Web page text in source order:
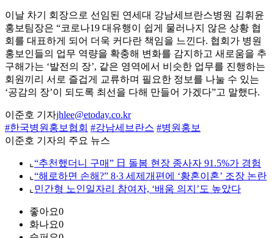
이날 차기 회장으로 선임된 연세대 강남세브란스병원 김휘윤
홍보팀장은 “코로나19 대유행이 쉽게 물러나지 않은 상황 협
회를 대표하게 되어 더욱 커다란 책임을 느낀다. 협회가 병원
홍보인들의 업무 역량을 확충해 변화를 감지하고 새로움을 추
구해가는 ‘발전의 장’, 같은 영역에서 비슷한 업무를 진행하는
회원끼리 서로 즐겁게 교류하며 필요한 정보를 나눌 수 있는
‘공감의 장’이 되도록 최선을 다해 만들어 가겠다”고 말했다.
이준호 기자jhlee@etoday.co.kr
#한국병원홍보협회 #강남세브란스 #병원홍보
이준호 기자의 주요 뉴스
⌞ “추천했더니 구매” 日 돌봄 현장 종사자 91.5%가 경험
⌞ “해로하면 손해?” 8·3 세제개편에 ‘황혼이혼’ 조장 논란
⌞ 민간형 노인일자리 참여자, ‘배움 의지’도 높았다
좋아요0
화나요0